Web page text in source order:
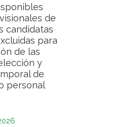
de
candidatas
para
de las
y
de
personal